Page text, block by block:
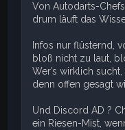
Von Autodarts-
drum läuft das
Infos nur flüsternd,
bloß nicht zu laut,
Wer’s wirklich
denn offen gesagt
Und Discord AD ?
ein Riesen-Mist,